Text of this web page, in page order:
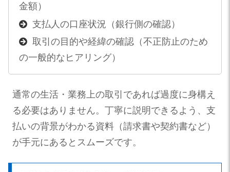
金額）
支払人の口座状況（銀行側の確認）
取引の目的や経緯の確認（不正防止のため
の一般的なヒアリング）
通常の生活・業務上の取引であれば過度に身構え
る必要はありません。丁寧に説明できるよう、支
払いの背景がわかる資料（請求書や契約書など）
が手元にあるとスムーズです。